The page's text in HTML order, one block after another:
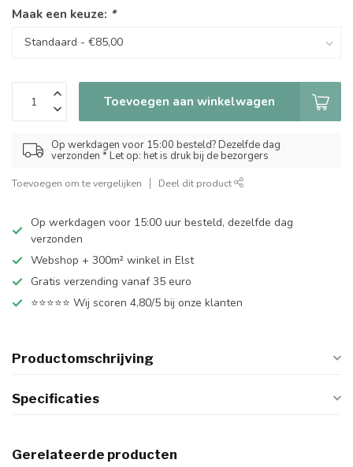
Maak een keuze: *
Toevoegen aan winkelwagen
Op werkdagen voor 15:00 besteld? Dezelfde dag
verzonden * Let op: het is druk bij de bezorgers
Toevoegen om te vergelijken Deel dit product
Op werkdagen voor 15:00 uur besteld, dezelfde dag
verzonden
Webshop + 300m² winkel in Elst
Gratis verzending vanaf 35 euro
⭐⭐⭐⭐⭐ Wij scoren 4,80/5 bij onze klanten
Productomschrijving
Specificaties
Gerelateerde producten